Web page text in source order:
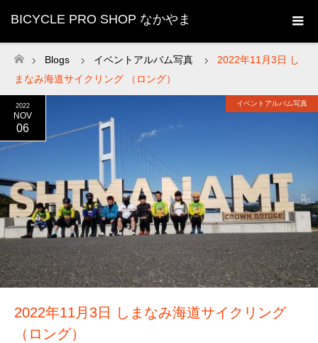
BICYCLE PRO SHOP なかやま
ホーム
Blogs イベントアルバム写真
2022年11月3日 し
まなみ海道サイクリング （ロング）
2022
NOV
06
イベントアルバム写真
2022年11月3日 しまなみ海道サイクリング
（ロング）